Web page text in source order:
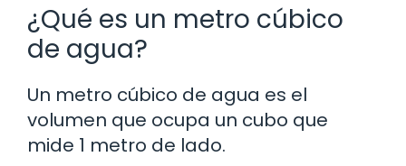
¿Qué es un metro cúbico
de agua?
Un metro cúbico de agua es el
volumen que ocupa un cubo que
mide 1 metro de lado.